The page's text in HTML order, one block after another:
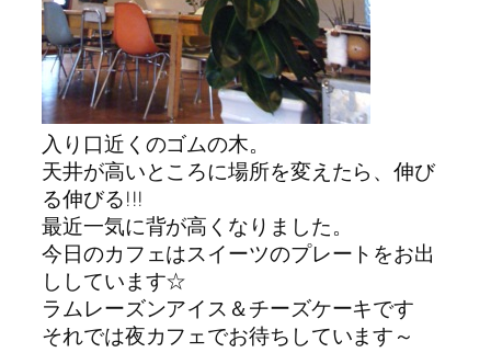
入り口近くのゴムの木。
天井が高いところに場所を変えたら、伸び
る伸びる!!!
最近一気に背が高くなりました。
今日のカフェはスイーツのプレートをお出
ししています☆
ラムレーズンアイス＆チーズケーキです
それでは夜カフェでお待ちしています～